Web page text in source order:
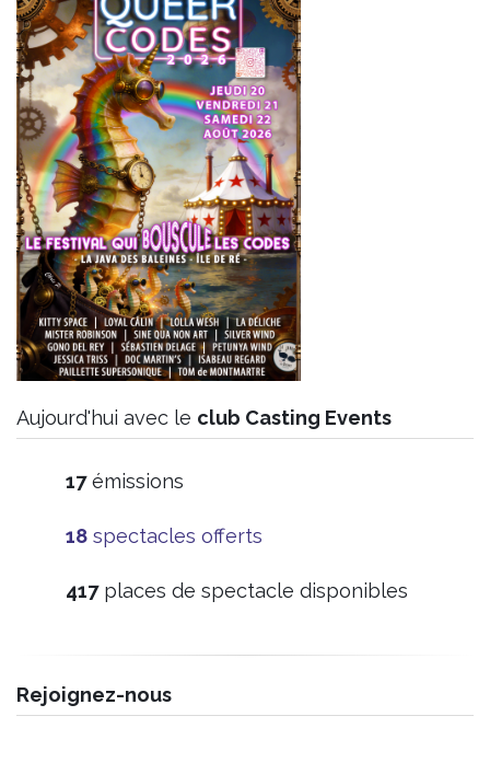
Aujourd'hui avec le club Casting Events
19émissions
20 spectacles offerts
465 places de spectacle disponibles
Rejoignez-nous